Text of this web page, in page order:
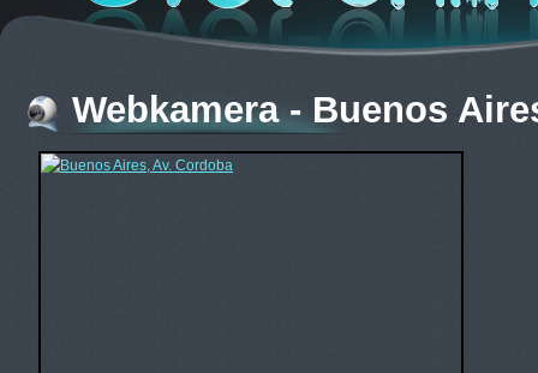
Webkamera - Buenos